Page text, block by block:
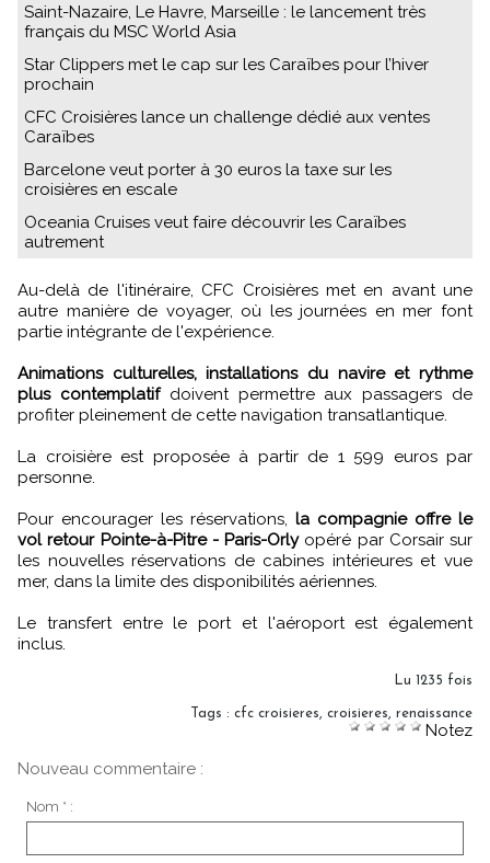
Saint-Nazaire, Le Havre, Marseille : le lancement très
français du MSC World Asia
Star Clippers met le cap sur les Caraïbes pour l’hiver
prochain
CFC Croisières lance un challenge dédié aux ventes
Caraïbes
Barcelone veut porter à 30 euros la taxe sur les
croisières en escale
Oceania Cruises veut faire découvrir les Caraïbes
autrement
Au-delà de l'itinéraire, CFC Croisières met en avant une
autre manière de voyager, où les journées en mer font
partie intégrante de l'expérience.
Animations culturelles, installations du navire et rythme
plus contemplatifdoivent permettre aux passagers de
profiter pleinement de cette navigation transatlantique.
La croisière est proposée à partir de 1 599 euros par
personne.
Pour encourager les réservations, la compagnie offre le
vol retour Pointe-à-Pitre - Paris-Orlyopéré par Corsair sur
les nouvelles réservations de cabines intérieures et vue
mer, dans la limite des disponibilités aériennes.
Le transfert entre le port et l'aéroport est également
inclus.
Lu 1235 fois
Tags : cfc croisieres croisieres renaissance
Notez
Nouveau commentaire :
Nom * :